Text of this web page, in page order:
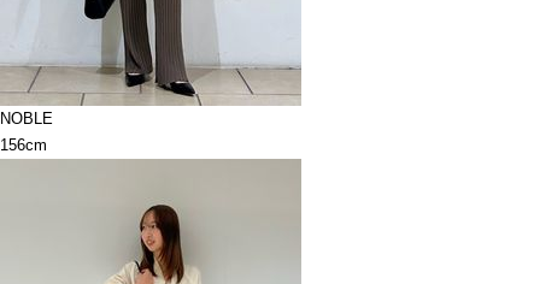
NOBLE
156cm